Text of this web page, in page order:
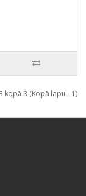
kopā 3 (Kopā lapu - 1)